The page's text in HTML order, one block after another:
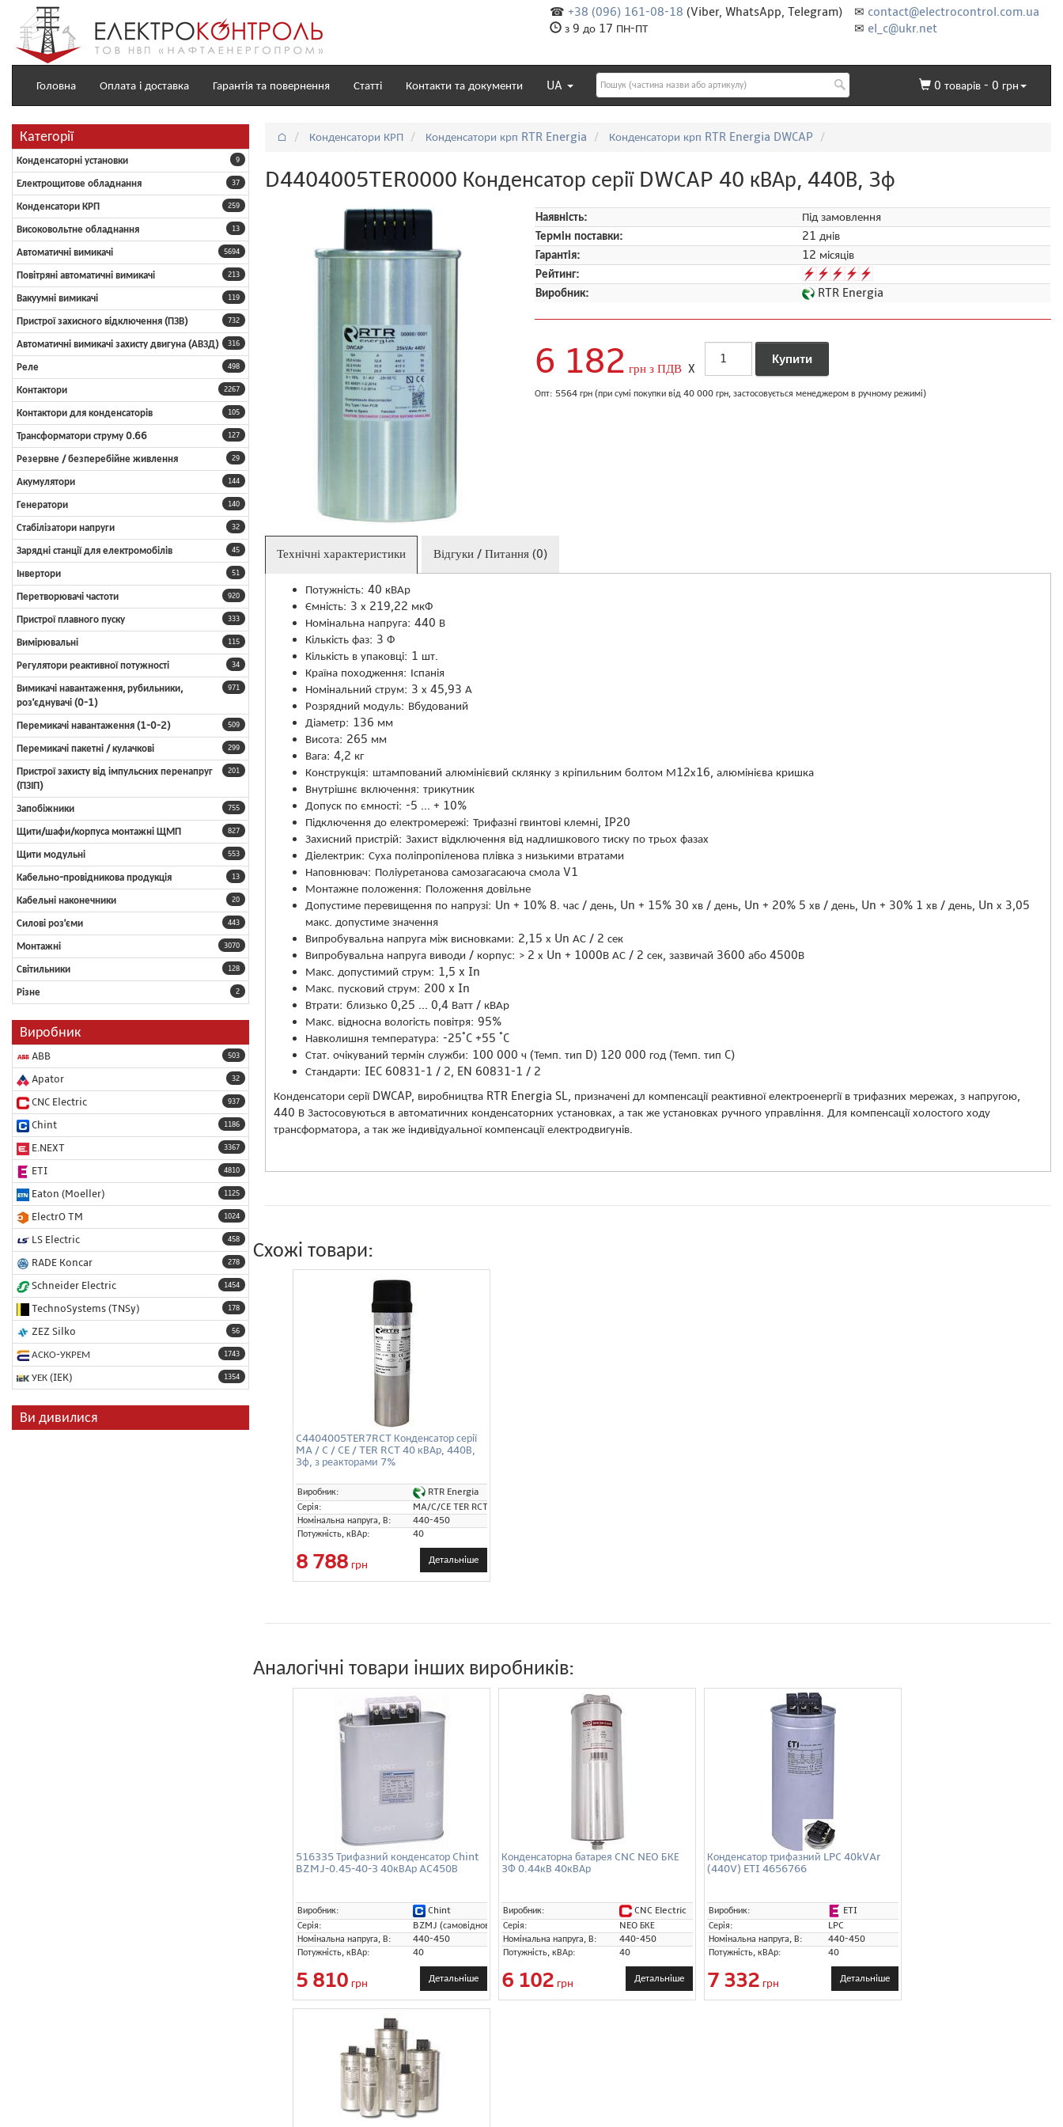
✉ contact@electrocontrol.com.ua
✉ el_c@ukr.net
☎ +38 (096) 161-08-18 (Viber, WhatsApp, Telegram)
з 9 до 17 ПН-ПТ
Головна Оплата і доставка Гарантія та повернення Статті Контакти та документи UA 0 товарів - 0 грн
Категорії
9
Конденсаторні установки
37
Електрощитове обладнання
259
Конденсатори КРП
13
Високовольтне обладнання
5694
Автоматичні вимикачі
213
Повітряні автоматичні вимикачі
119
Вакуумні вимикачі
732
Пристрої захисного відключення (ПЗВ)
316
Автоматичні вимикачі захисту двигуна (АВЗД)
498
Реле
2267
Контактори
105
Контактори для конденсаторів
127
Трансформатори струму 0.66
29
Резервне / безперебійне живлення
144
Акумулятори
140
Генератори
32
Стабілізатори напруги
45
Зарядні станції для електромобілів
51
Інвертори
920
Перетворювачі частоти
333
Пристрої плавного пуску
115
Вимірювальні
34
Регулятори реактивної потужності
971
Вимикачі навантаження, рубильники,
роз'єднувачі (0-1)
509
Перемикачі навантаження (1-0-2)
299
Перемикачі пакетні / кулачкові
201
Пристрої захисту від імпульсних перенапруг
(ПЗІП)
755
Запобіжники
827
Щити/шафи/корпуса монтажні ЩМП
553
Щити модульні
13
Кабельно-провідникова продукція
20
Кабельні наконечники
443
Силові роз'єми
3070
Монтажні
128
Світильники
2
Різне
Виробник
503
ABB
32
Apator
937
CNC Electric
1186
Chint
3367
E.NEXT
4810
ETI
1125
Eaton (Moeller)
1024
ElectrO TM
458
LS Electric
278
RADE Koncar
1454
Schneider Electric
178
TechnoSystems (TNSy)
56
ZEZ Silko
1743
АСКО-УКРЕМ
1354
УЕК (IEK)
Ви дивилися
⌂ Конденсатори КРП Конденсатори крп RTR Energia Конденсатори крп RTR Energia DWCAP
D4404005TER0000 Конденсатор серії DWCAP 40 кВАр, 440В, 3ф
Наявність:
Під замовлення
Термін поставки:
21 днів
Гарантія:
12 місяців
Рейтинг:
Виробник:
RTR Energia
6 182 грн з ПДВ X
Опт: 5564 грн (при сумі покупки від 40 000 грн, застосовується менеджером в ручному режимі)
Технічні характеристики Відгуки / Питання (0)
Потужність: 40 кВАр
Ємність: 3 х 219,22 мкФ
Номінальна напруга: 440 В
Кількість фаз: 3 Ф
Кількість в упаковці: 1 шт.
Країна походження: Іспанія
Номінальний струм: 3 х 45,93 А
Розрядний модуль: Вбудований
Діаметр: 136 мм
Висота: 265 мм
Вага: 4,2 кг
Конструкція: штампований алюмінієвий склянку з кріпильним болтом М12х16, алюмінієва кришка
Внутрішнє включення: трикутник
Допуск по ємності: -5 ... + 10%
Підключення до електромережі: Трифазні гвинтові клемні, IP20
Захисний пристрій: Захист відключення від надлишкового тиску по трьох фазах
Діелектрик: Суха поліпропіленова плівка з низькими втратами
Наповнювач: Поліуретанова самозагасаюча смола V1
Монтажне положення: Положення довільне
Допустиме перевищення по напрузі: Un + 10% 8. час / день, Un + 15% 30 хв / день, Un + 20% 5 хв / день, Un + 30% 1 хв / день, Un х 3,05
макс. допустиме значення
Випробувальна напруга між висновками: 2,15 х Un АС / 2 сек
Випробувальна напруга виводи / корпус: ˃ 2 х Un + 1000В АС / 2 сек, зазвичай 3600 або 4500В
Макс. допустимий струм: 1,5 x In
Макс. пусковий струм: 200 x In
Втрати: близько 0,25 ... 0,4 Ватт / кВАр
Макс. відносна вологість повітря: 95%
Навколишня температура: -25˚C +55 ˚C
Стат. очікуваний термін служби: 100 000 ч (Темп. тип D) 120 000 год (Темп. тип C)
Стандарти: IEC 60831-1 / 2, EN 60831-1 / 2
Конденсатори серії DWCAP, виробництва RTR Energia SL, призначені дл компенсації реактивної електроенергії в трифазних мережах, з напругою,
440 В Застосовуються в автоматичних конденсаторних установках, а так же установках ручного управління. Для компенсації холостого ходу
трансформатора, а так же індивідуальної компенсації електродвигунів.
Схожі товари:
C4404005TER7RCT Конденсатор серії
MA / C / CE / TER RCT 40 кВАр, 440В,
3ф, з реакторами 7%
Виробник:
RTR Energia
Серія:
MA/C/CE TER RCT
Номінальна напруга, В:
440-450
Потужність, кВАр:
40
8 788 грн Детальніше
Аналогічні товари інших виробників:
516335 Трифазний конденсатор Chint
BZMJ-0.45-40-3 40кВАр AC450В
Виробник:
Chint
Серія:
BZMJ (самовідновлювальні)
Номінальна напруга, В:
440-450
Потужність, кВАр:
40
5 810 грн Детальніше
Конденсаторна батарея CNC NEO БКЕ
3Ф 0.44кВ 40кВАр
Виробник:
CNC Electric
Серія:
NEO БКЕ
Номінальна напруга, В:
440-450
Потужність, кВАр:
40
6 102 грн Детальніше
Конденсатор трифазний LPC 40kVAr
(440V) ETI 4656766
Виробник:
ETI
Серія:
LPC
Номінальна напруга, В:
440-450
Потужність, кВАр:
40
7 332 грн Детальніше